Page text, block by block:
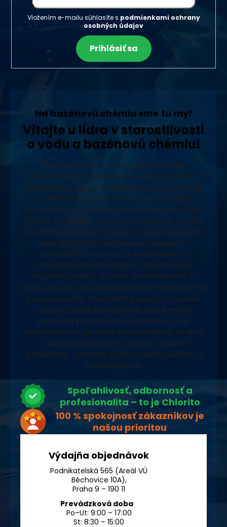
Vložením e-mailu súhlasíte s podmienkami ochrany
osobných údajov
Prihlásiť sa
Na bazénovú chémiu sme tu my!
Vitajte u lídra v starostlivosti
o vodu a bazénovú chémiu!
Naša rodinná firma sa pýši tradíciou,
vysokoškolským vzdelaním v oblasti čistiarní
odpadových vôd a vodárenských technológií
a neustálym zdokonaľovaním v oblasti
starostlivosti o vodu. Ponúkame široký výber
vysoko kvalitných prípravkov vlastnej výroby
pre čistú a bezpečnú vodu vo vašom bazéne.
Naše produkty, založené na najlepších
európskych surovinách a moderných
výrobných technológiách, zabezpečujú
najvyššiu kvalitu za ceny porovnateľné s
konkurenciou, no s garantovaným pôvodom a
bezpečnosťou. Presvedčte sa sami o kvalite
našich tabliet a chemikálií, ktoré prešli
prísnymi kontrolami a testami, a o ich
nepochybnej účinnosti a bezpečnosti. Urobte
z vášho bazéna oázu čistoty s našimi
produktmi – pretože voda je našou vášňou a
špecializáciou.
Spoľahlivosť, odbornosť a
profesionalita – to je Chlorito
100 % spokojnosť zákazníkov je
našou prioritou
Výdajňa objednávok
Podnikatelská 565 (Areál VÚ
Běchovice 10A),
Praha 9 – 190 11
Prevádzková doba
Po–Ut: 9:00 – 17:00
St: 8:30 – 15:00